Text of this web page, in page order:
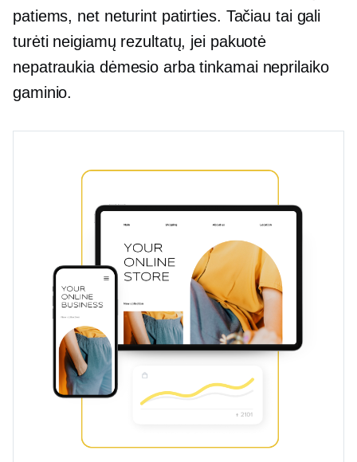
patiems, net neturint patirties. Tačiau tai gali
turėti neigiamų rezultatų, jei pakuotė
nepatraukia dėmesio arba tinkamai neprilaiko
gaminio.